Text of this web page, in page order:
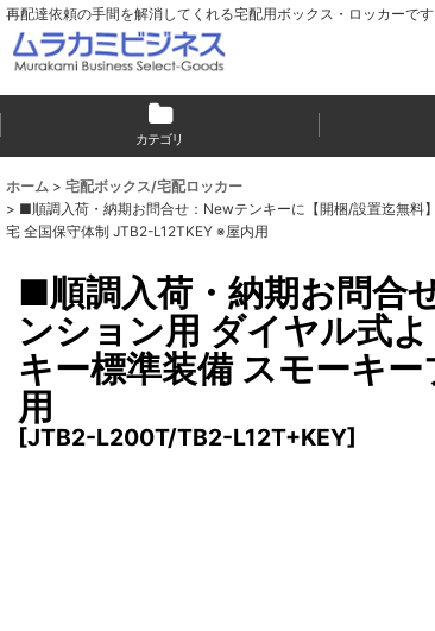
再配達依頼の手間を解消してくれる宅配用ボックス・ロッカーで
カテゴリ
ホーム > 宅配ボックス/宅配ロッカー
> ■順調入荷・納期お問合せ：Newテンキーに【開梱/設置迄無料
宅 全国保守体制 JTB2-L12TKEY ※屋内用
■順調入荷・納期お問合
ンション用 ダイヤル式
キー標準装備 スモーキ
用
[JTB2-L200T/TB2-L12T+KEY]